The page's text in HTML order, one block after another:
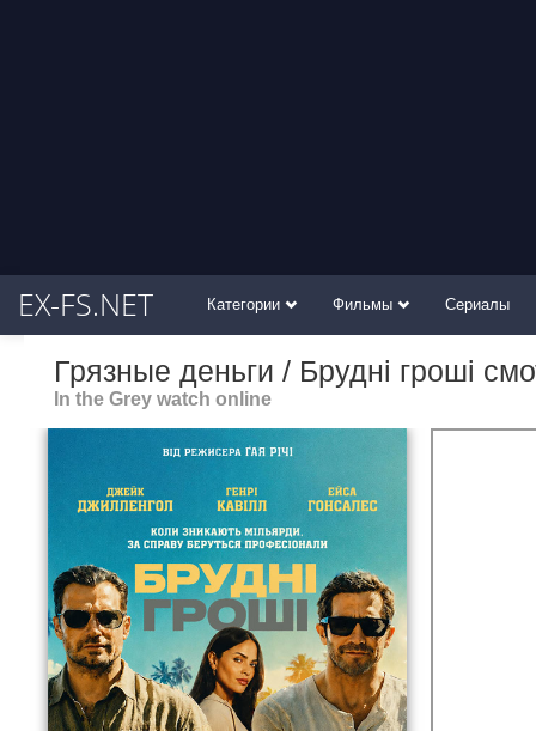
EX-FS.NET Категории Фильмы Сериалы
Грязные деньги / Брудні гроші
In the Grey watch online